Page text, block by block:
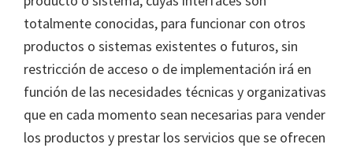
totalmente conocidas, para funcionar con otros
productos o sistemas existentes o futuros, sin
restricción de acceso o de implementación irá en
función de las necesidades técnicas y organizativas
que en cada momento sean necesarias para vender
los productos y prestar los servicios que se ofrecen